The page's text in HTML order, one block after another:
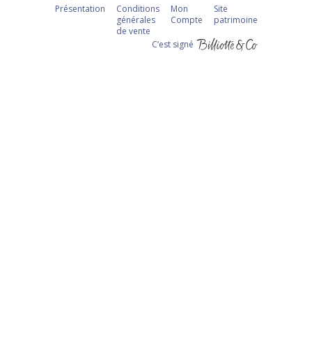
Présentation
Conditions
générales
de vente
Mon
Compte
Site
patrimoine
C‘est signé